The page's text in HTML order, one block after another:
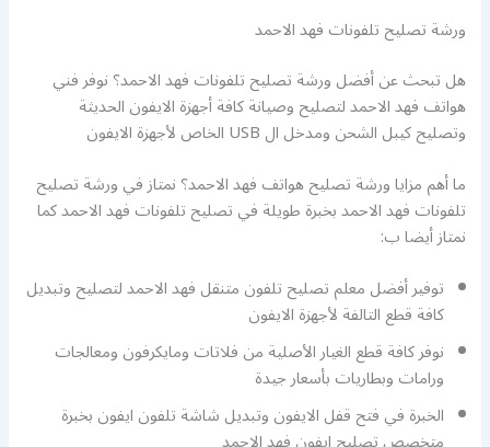
ورشة تصليح تلفونات فهد الاحمد
هل تبحث عن أفضل ورشة تصليح تلفونات فهد الاحمد؟ نوفر فني
هواتف فهد الاحمد لتصليح وصيانة كافة أجهزة الايفون الحديثة
وتصليح كيبل الشحن ومدخل ال USB الخاص لأجهزة الايفون
ما أهم مزايا ورشة تصليح هواتف فهد الاحمد؟ نمتاز في ورشة تصليح
تلفونات فهد الاحمد بخبرة طويلة في تصليح تلفونات فهد الاحمد كما
نمتاز أيضا ب:
توفير أفضل معلم تصليح تلفون متنقل فهد الاحمد لتصليح وتبديل
كافة قطع التالفة لأجهزة الايفون
نوفر كافة قطع الغيار الأصلية من فلاتات ومايكرفون ومعالجات
ورامات وبطاريات بأسعار جيدة
الخبرة في فتح قفل الايفون وتبديل شاشة تلفون ايفون بخبرة